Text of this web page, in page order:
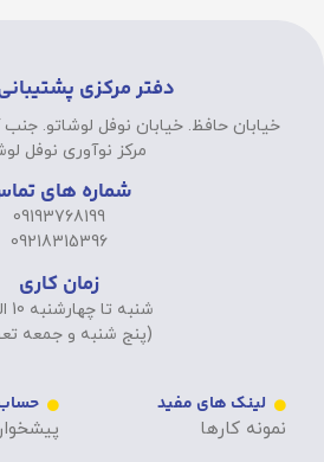
دفتر مرکزی
مرکز نوآوری نوفل
شماره های
09193768199
09218315396
زمان کاری
شنبه تا چهارشنبه 10 الی 18
(پنج شنبه و جمعه
لینک های مفید
نمونه کارها
حساب